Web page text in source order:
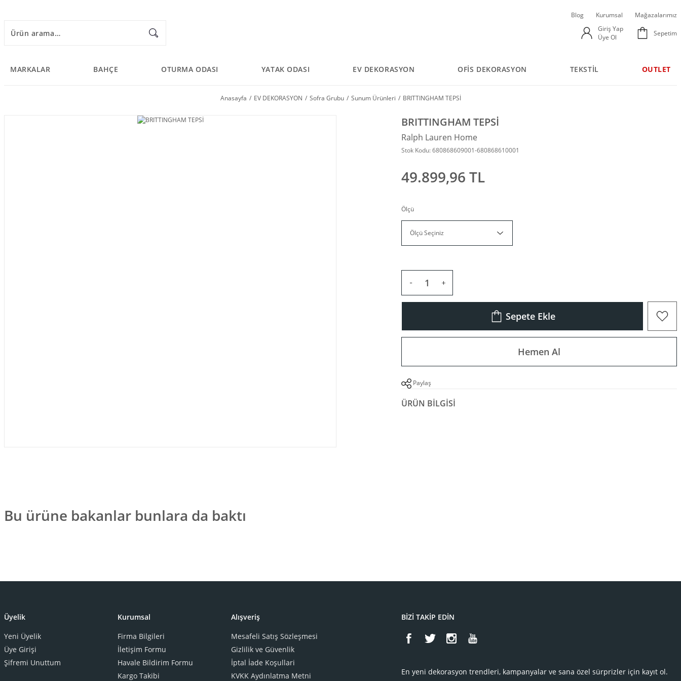
Blog Kurumsal
Mağazalarımız
Giriş Yap
Üye Ol
Sepetim
MARKALAR BAHÇE OTURMA ODASI YATAK ODASI EV DEKORASYON OFİS DEKORASYON TEKSTİL OUTLET
Anasayfa EV DEKORASYON Sofra Grubu Sunum Ürünleri BRITTINGHAM TEPSİ
BRITTINGHAM TEPSİ
Ralph Lauren Home
Stok Kodu: 680868609001-680868610001
49.899,96 TL
Ölçü
Sepete Ekle
Hemen Al
Paylaş
ÜRÜN BILGISI
Bu ürüne bakanlar bunlara da baktı
Ralph Lauren Home
Ralph Lauren Home
Üyelik
Yeni Üyelik
Üye Girişi
Şifremi Unuttum
Kurumsal
Firma Bilgileri
İletişim Formu
Havale Bildirim Formu
Kargo Takibi
Alışveriş
Mesafeli Satış Sözleşmesi
Gizlilik ve Güvenlik
İptal İade Koşullari
KVKK Aydınlatma Metni
BİZİ TAKİP EDİN
En yeni dekorasyon trendleri, kampanyalar ve sana özel sürprizler için kayıt ol.